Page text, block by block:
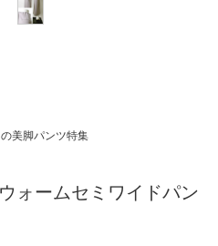
美脚パンツ特集
ォームセミワイドパン